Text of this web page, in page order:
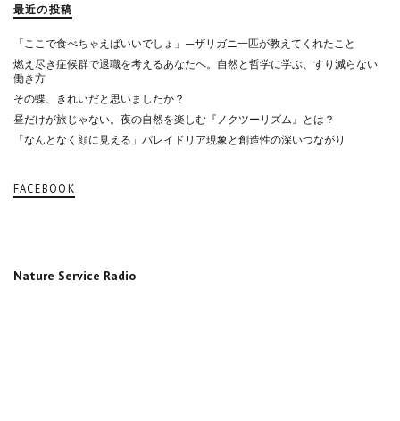
最近の投稿
「ここで食べちゃえばいいでしょ」—ザリガニ一匹が教えてくれたこと
燃え尽き症候群で退職を考えるあなたへ。自然と哲学に学ぶ、すり減らない
働き方
その蝶、きれいだと思いましたか？
昼だけが旅じゃない。夜の自然を楽しむ『ノクツーリズム』とは？
「なんとなく顔に見える」パレイドリア現象と創造性の深いつながり
FACEBOOK
Nature Service Radio